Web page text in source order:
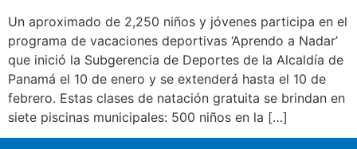
Un aproximado de 2,250 niños y jóvenes participa en el
programa de vacaciones deportivas ‘Aprendo a Nadar’
que inició la Subgerencia de Deportes de la Alcaldía de
Panamá el 10 de enero y se extenderá hasta el 10 de
febrero. Estas clases de natación gratuita se brindan en
siete piscinas municipales: 500 niños en la […]